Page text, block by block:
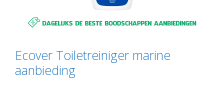
Ecover Toiletreiniger marine
aanbieding